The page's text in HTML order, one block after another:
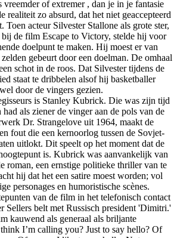
of extremer , dan je in je fantasie
realiteit zo absurd, dat het niet geaccepteerd
acteur Silvester Stallone als grote ster,
de film Escape to Victory, stelde hij voor
doelpunt te maken. Hij moest er van
gebeurt door een doelman. De omhaal
schot in de roos. Dat Silvester tijdens de
staat te dribbelen alsof hij basketballer
door de vingers gezien.
is Stanley Kubrick. Die was zijn tijd
als ziener de vinger aan de pols van de
Dr. Strangelove uit 1964, maakt de
fout die een kernoorlog tussen de Sovjet-
uitlokt. Dit speelt op het moment dat de
is. Kubrick was aanvankelijk van
roman, een ernstige politieke thriller van te
hij dat het een satire moest worden; vol
personages en humoristische scènes.
van de film in het telefonisch contact
Sellers belt met Russisch president 'Dimitri.'
kauwend als generaal als briljante
I’m calling you? Just to say hello? Of